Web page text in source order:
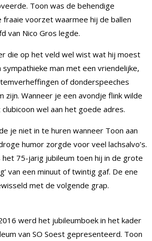
Toon was de behendige
voorzet waarmee hij de ballen
van Nico Gros legde.
die op het veld wel wist wat hij moest
man met een vriendelijke,
of donderspeeches
zijn. Wanneer je een avondje flink wilde
wel aan het goede adres.
je niet in te huren wanneer Toon aan
humor zorgde voor veel lachsalvo’s.
75-jarig jubileum toen hij in de grote
van een minuut of twintig gaf. De ene
met de volgende grap.
werd het jubileumboek in het kader
van SO Soest gepresenteerd. Toon